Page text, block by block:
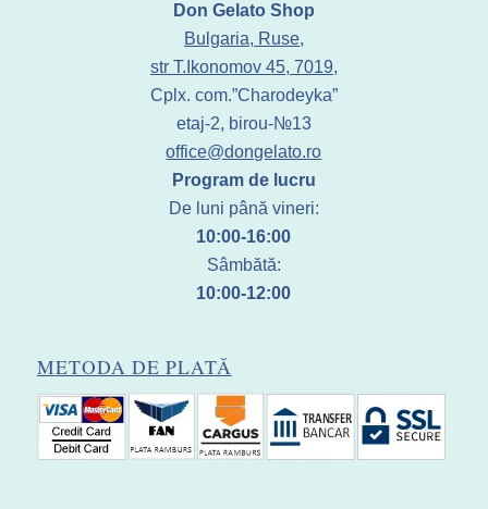
Don Gelato Shop
Bulgaria, Ruse,
str T.Ikonomov 45, 7019,
Cplx. com.”Charodeyka”
etaj-2, birou-№13
office@dongelato.ro
Program de lucru
De luni până vineri:
10:00-16:00
Sâmbătă:
10:00-12:00
METODA DE PLATĂ